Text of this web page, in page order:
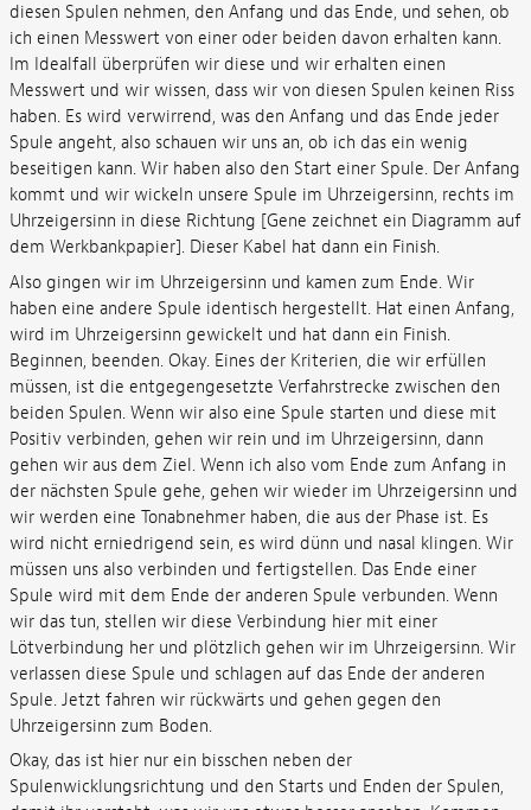
diesen Spulen nehmen, den Anfang und das Ende, und sehen, ob
ich einen Messwert von einer oder beiden davon erhalten kann.
Im Idealfall überprüfen wir diese und wir erhalten einen
Messwert und wir wissen, dass wir von diesen Spulen keinen Riss
haben. Es wird verwirrend, was den Anfang und das Ende jeder
Spule angeht, also schauen wir uns an, ob ich das ein wenig
beseitigen kann. Wir haben also den Start einer Spule. Der Anfang
kommt und wir wickeln unsere Spule im Uhrzeigersinn, rechts im
Uhrzeigersinn in diese Richtung [Gene zeichnet ein Diagramm auf
dem Werkbankpapier]. Dieser Kabel hat dann ein Finish.
Also gingen wir im Uhrzeigersinn und kamen zum Ende. Wir
haben eine andere Spule identisch hergestellt. Hat einen Anfang,
wird im Uhrzeigersinn gewickelt und hat dann ein Finish.
Beginnen, beenden. Okay. Eines der Kriterien, die wir erfüllen
müssen, ist die entgegengesetzte Verfahrstrecke zwischen den
beiden Spulen. Wenn wir also eine Spule starten und diese mit
Positiv verbinden, gehen wir rein und im Uhrzeigersinn, dann
gehen wir aus dem Ziel. Wenn ich also vom Ende zum Anfang in
der nächsten Spule gehe, gehen wir wieder im Uhrzeigersinn und
wir werden eine Tonabnehmer haben, die aus der Phase ist. Es
wird nicht erniedrigend sein, es wird dünn und nasal klingen. Wir
müssen uns also verbinden und fertigstellen. Das Ende einer
Spule wird mit dem Ende der anderen Spule verbunden. Wenn
wir das tun, stellen wir diese Verbindung hier mit einer
Lötverbindung her und plötzlich gehen wir im Uhrzeigersinn. Wir
verlassen diese Spule und schlagen auf das Ende der anderen
Spule. Jetzt fahren wir rückwärts und gehen gegen den
Uhrzeigersinn zum Boden.
Okay, das ist hier nur ein bisschen neben der
Spulenwicklungsrichtung und den Starts und Enden der Spulen,